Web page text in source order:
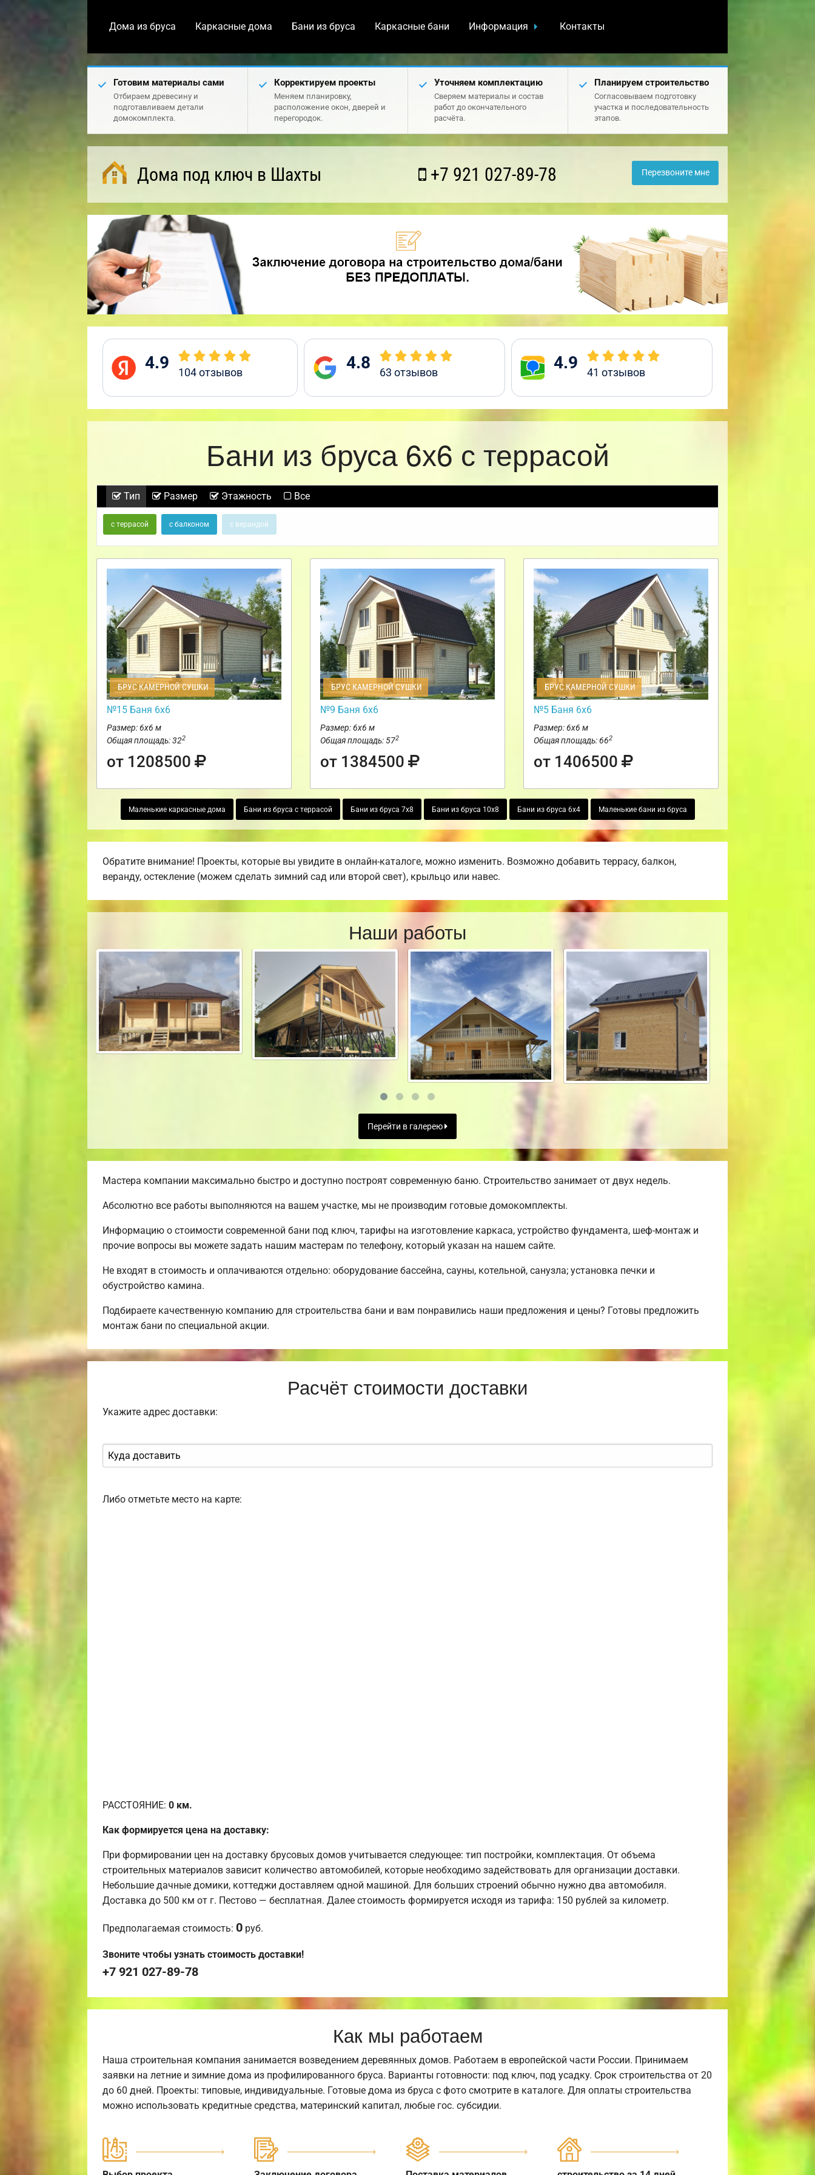
Дома из бруса Каркасные дома Бани из бруса Каркасные бани Информация Контакты
Готовим материалы сами
Отбираем древесину и
подготавливаем детали
домокомплекта.
Корректируем проекты
Меняем планировку,
расположение окон, дверей и
перегородок.
Уточняем комплектацию
Сверяем материалы и состав
работ до окончательного
расчёта.
Планируем строительство
Согласовываем подготовку
участка и последовательность
этапов.
Дома под ключ в Шахты +7 921 027-89-78 Перезвоните мне
4.9 104отзывов 4.8 63 отзывов 4.9 41 отзывов
Бани из бруса 6х6 с террасой
Тип Размер Этажность Все
с террасой с балконом с верандой
БРУС КАМЕРНОЙ СУШКИ
№15 Баня 6х6
Размер: 6х6 м
Общая площадь: 322
от 1208500
БРУС КАМЕРНОЙ СУШКИ
№9 Баня 6х6
Размер: 6х6 м
Общая площадь: 572
от 1384500
БРУС КАМЕРНОЙ СУШКИ
№5 Баня 6х6
Размер: 6х6 м
Общая площадь: 662
от 1406500
Маленькие каркасные дома Бани из бруса с террасой Бани из бруса 7х8 Бани из бруса 10х8 Бани из бруса 6х4 Маленькие бани из бруса
Обратите внимание! Проекты, которые вы увидите в онлайн-каталоге, можно изменить. Возможно добавить террасу, балкон,
веранду, остекление (можем сделать зимний сад или второй свет), крыльцо или навес.
Наши работы
Перейти в галерею
Мастера компании максимально быстро и доступно построят современную баню. Строительство занимает от двух недель.
Абсолютно все работы выполняются на вашем участке, мы не производим готовые домокомплекты.
Информацию о стоимости современной бани под ключ, тарифы на изготовление каркаса, устройство фундамента, шеф-монтаж и
прочие вопросы вы можете задать нашим мастерам по телефону, который указан на нашем сайте.
Не входят в стоимость и оплачиваются отдельно: оборудование бассейна, сауны, котельной, санузла; установка печки и
обустройство камина.
Подбираете качественную компанию для строительства бани и вам понравились наши предложения и цены? Готовы предложить
монтаж бани по специальной акции.
Расчёт стоимости доставки
Укажите адрес доставки:
Либо отметьте место на карте:
РАССТОЯНИЕ: 0 км.
Как формируется цена на доставку:
При формировании цен на доставку брусовых домов учитывается следующее: тип постройки, комплектация. От объема
строительных материалов зависит количество автомобилей, которые необходимо задействовать для организации доставки.
Небольшие дачные домики, коттеджи доставляем одной машиной. Для больших строений обычно нужно два автомобиля.
Доставка до 500 км от г. Пестово — бесплатная. Далее стоимость формируется исходя из тарифа: 150 рублей за километр.
Предполагаемая стоимость: 0 руб.
Звоните чтобы узнать стоимость доставки!
+7 921 027-89-78
Как мы работаем
Наша строительная компания занимается возведением деревянных домов. Работаем в европейской части России. Принимаем
заявки на летние и зимние дома из профилированного бруса. Варианты готовности: под ключ, под усадку. Срок строительства от 20
до 60 дней. Проекты: типовые, индивидуальные. Готовые дома из бруса с фото смотрите в каталоге. Для оплаты строительства
можно использовать кредитные средства, материнский капитал, любые гос. субсидии.